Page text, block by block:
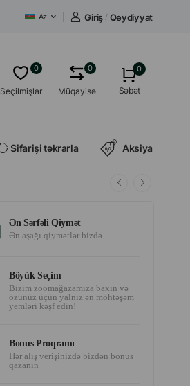
Az Giriş / Qeydiyyat
Seçilmişlər
0
Müqayisə
0 0
Səbət
Sifarişi təkrarla Aksiya
Ən Sərfəli Qiymət
Ən aşağı qiymətlər bizdə
Böyük Seçim
Bizim zoomağazamıza baxın və
özünüz üçün yalnız ən möhtəşəm
yemləri kəşf edin!
Bonus Proqramı
Hər alış verişinizdə bizdən bonus
qazanın